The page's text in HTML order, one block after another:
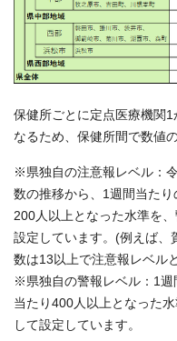
保健所ごとに定点医療機関
なるため、保健所間で数値
※県独自の注意報レベル：
数の推移から、1週間当た
200人以上となった水準を
設定しています。(例えば、
数は13以上で注意報レベル
※県独自の警報レベル：1週
当たり400人以上となった
して設定しています。